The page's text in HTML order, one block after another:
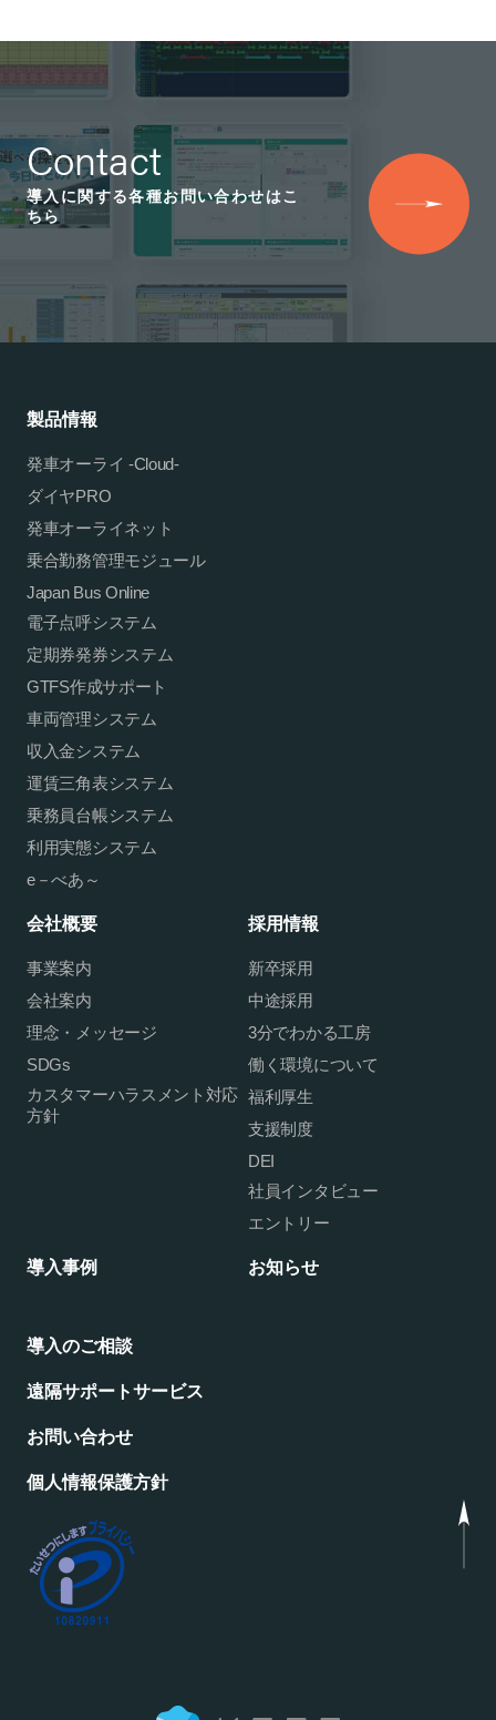
Contact
導入に関する各種お問い合わせはこ
ちら
製品情報
発車オーライ -Cloud-
ダイヤPRO
発車オーライネット
乗合勤務管理モジュール
Japan Bus Online
電子点呼システム
定期券発券システム
GTFS作成サポート
車両管理システム
収入金システム
運賃三角表システム
乗務員台帳システム
利用実態システム
e－べあ～
会社概要
事業案内
会社案内
理念・メッセージ
SDGs
カスタマーハラスメント対応
方針
採用情報
新卒採用
中途採用
3分でわかる工房
働く環境について
福利厚生
支援制度
DEI
社員インタビュー
エントリー
導入事例 お知らせ
導入のご相談
遠隔サポートサービス
お問い合わせ
個人情報保護方針